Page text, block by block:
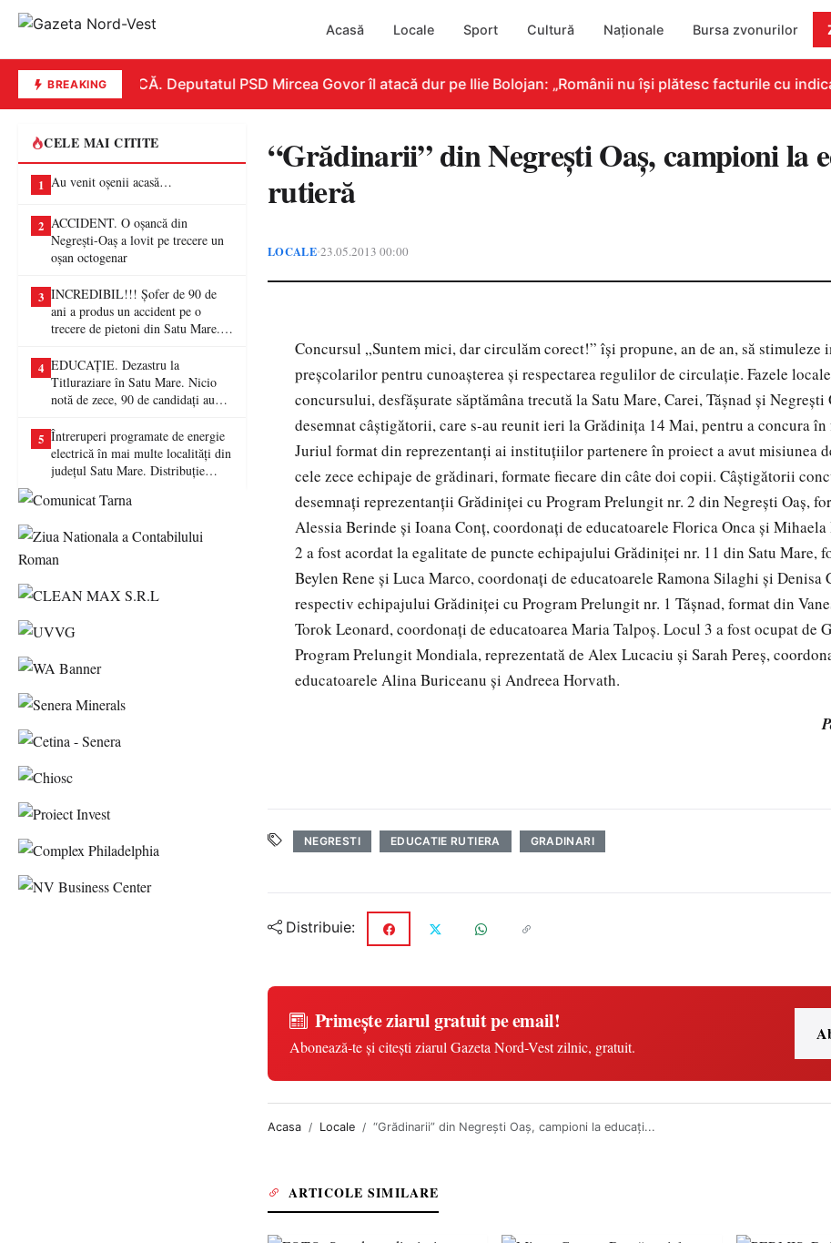
Acasă Locale Sport Cultură Naționale Bursa zvonurilor
BREAKINGREPLICĂ. Deputatul PSD Mircea Govor îl atacă dur pe Ilie Bolojan: „Românii nu își plătesc facturile cu
CELE MAI CITITE
1 Au venit oșenii acasă…
2 ACCIDENT. O oșancă din
Negrești-Oaș a lovit pe trecere un
oșan octogenar
3 INCREDIBIL!!! Șofer de 90 de
ani a produs un accident pe o
trecere de pietoni din Satu Mare. O
4 EDUCAȚIE. Dezastru la
Titluraziare în Satu Mare. Nicio
notă de zece, 90 de candidați au
5 Întreruperi programate de energie
electrică în mai multe localități din
județul Satu Mare. Distribuție
lucrări la rețea
“Grădinarii” din Negreşti Oaş, campioni la
rutieră
LOCALE•23.05.2013 00:00
Concursul „Suntem mici, dar circulăm corect!” îşi propune, an de an, să stimuleze
preşcolarilor pentru cunoaşterea şi respectarea regulilor de circulaţie. Fazele
concursului, desfăşurate săptămâna trecută la Satu Mare, Carei, Tăşnad şi Negreşti
desemnat câştigătorii, care s-au reunit ieri la Grădiniţa 14 Mai, pentru a concura în
Juriul format din reprezentanţi ai instituţiilor partenere în proiect a avut misiunea
cele zece echipaje de grădinari, formate fiecare din câte doi copii. Câştigătorii
desemnaţi reprezentanţii Grădiniţei cu Program Prelungit nr. 2 din Negreşti Oaş,
Alessia Berinde şi Ioana Conţ, coordonaţi de educatoarele Florica Onca şi
2 a fost acordat la egalitate de puncte echipajului Grădiniţei nr. 11 din Satu Mare,
Beylen Rene şi Luca Marco, coordonaţi de educatoarele Ramona Silaghi şi Denisa
respectiv echipajului Grădiniţei cu Program Prelungit nr. 1 Tăşnad, format din
Torok Leonard, coordonaţi de educatoarea Maria Talpoş. Locul 3 a fost ocupat de
Program Prelungit Mondiala, reprezentată de Alex Lucaciu şi Sarah Pereş,
educatoarele Alina Buriceanu şi Andreea Horvath.
NEGRESTI EDUCATIE RUTIERA GRADINARI
Distribuie:
Primește ziarul gratuit pe email!
Abonează-te și citești ziarul Gazeta Nord-Vest zilnic, gratuit.
Acasa Locale “Grădinarii” din Negreşti Oaş, campioni la educaţi...
ARTICOLE SIMILARE